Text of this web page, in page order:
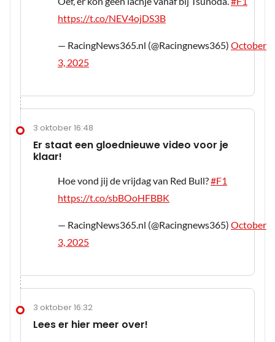
https://t.co/NEV4ojDS3B
— RacingNews365.nl (@Racingnews365) October
3, 2025
3 oktober 16:48
Er staat een gloednieuwe video voor je
klaar!
Hoe vond jij de vrijdag van Red Bull?#F1
https://t.co/sbBOoHFBBK
— RacingNews365.nl (@Racingnews365) October
3, 2025
3 oktober 16:32
Lees er hier meer over!